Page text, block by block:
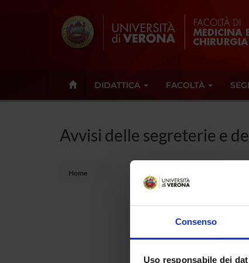
Consenso
Uso responsabile dei
DIDATTICA FACOLTÀ
Avvisi delle segreterie e
Home
Se
In